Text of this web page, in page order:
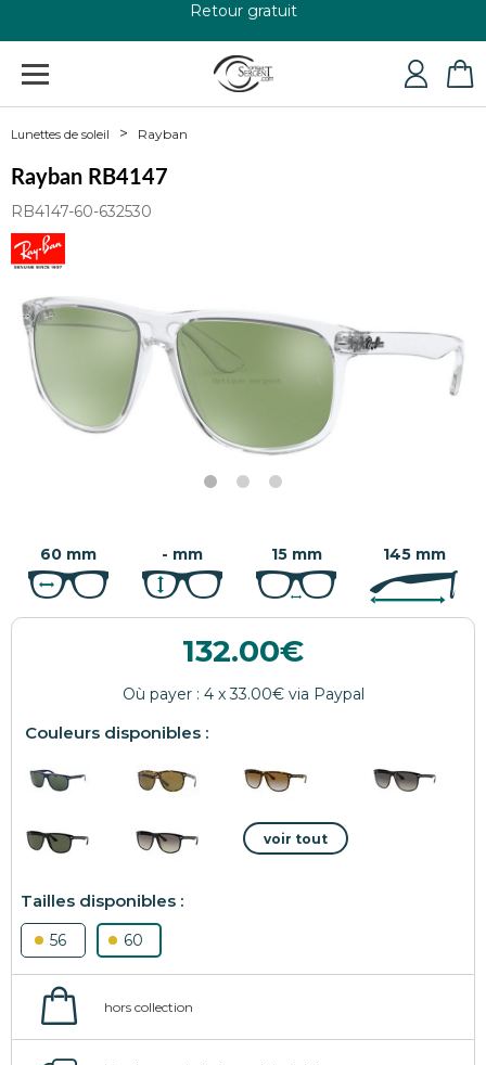
+33 4 79 24 76 84
Lunettes de soleil Rayban
Rayban RB4147
RB4147-60-632530
60 mm - mm 15 mm 145 mm
132.00
56 60